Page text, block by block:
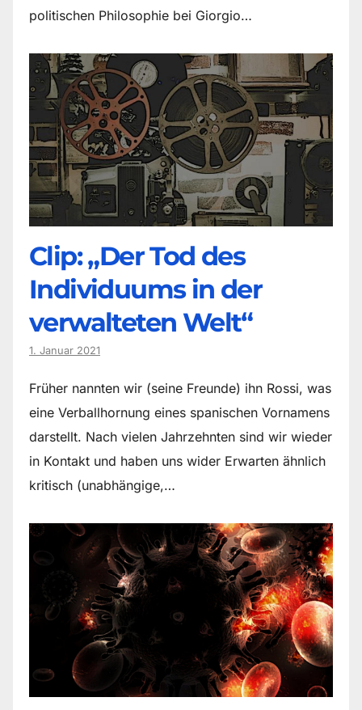
politischen Philosophie bei Giorgio…
Clip: „Der Tod des
Individuums in der
verwalteten Welt“
1. Januar 2021
Früher nannten wir (seine Freunde) ihn Rossi, was
eine Verballhornung eines spanischen Vornamens
darstellt. Nach vielen Jahrzehnten sind wir wieder
in Kontakt und haben uns wider Erwarten ähnlich
kritisch (unabhängige,…